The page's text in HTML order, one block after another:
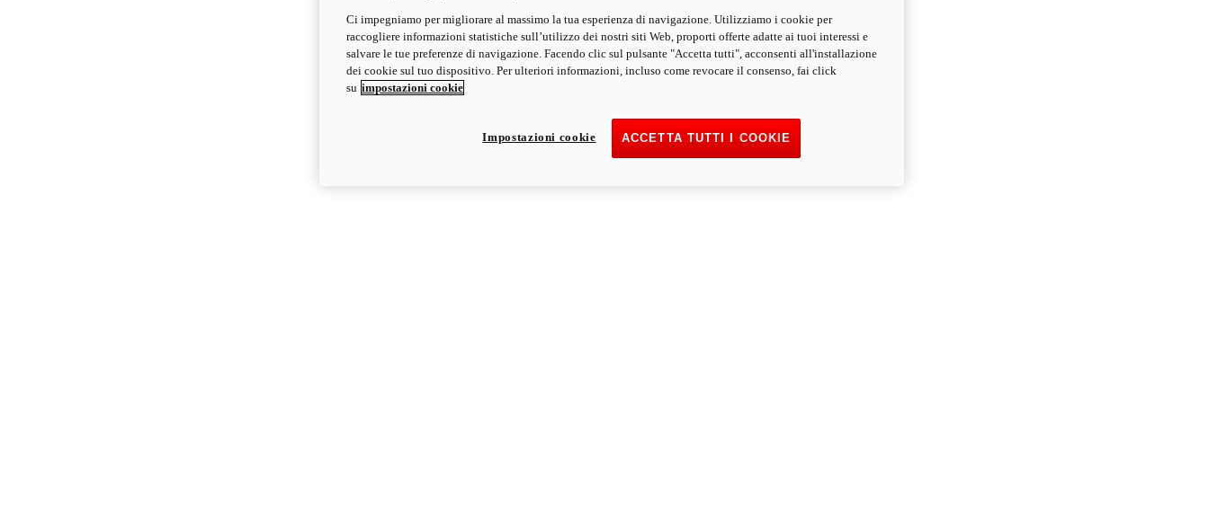
Ci impegniamo per migliorare al massimo la tua esperienza di navigazione. Utilizziamo i cookie per
raccogliere informazioni statistiche sull’utilizzo dei nostri siti Web, proporti offerte adatte ai tuoi interessi e
salvare le tue preferenze di navigazione. Facendo clic sul pulsante "Accetta tutti", acconsenti all'installazione
dei cookie sul tuo dispositivo. Per ulteriori informazioni, incluso come revocare il consenso, fai click
su impostazioni cookie
ACCETTA TUTTI I COOKIE
Impostazioni cookie